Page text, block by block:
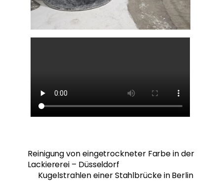
Reinigung von eingetrockneter Farbe in der
Lackiererei – Düsseldorf
Kugelstrahlen einer Stahlbrücke in Berlin